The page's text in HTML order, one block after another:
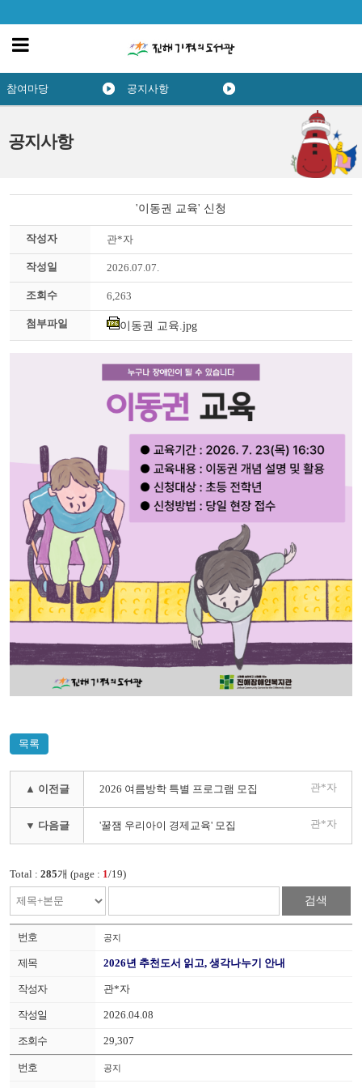
공지사항
참여마당 공지사항
'이동권 교육' 신청
작성자 관*자
작성일 2026.07.07.
조회수 6,263
첨부파일 이동권 교육.jpg
목록
▲ 이전글 2026 여름방학 특별 프로그램 모집 관*자
▼ 다음글 '꿀잼 우리아이 경제교육' 모집 관*자
Total : 285개 (page : 1/19)
검색
공지
2026년 추천도서 읽고, 생각나누기 안내
관*자
2026.04.08
29,307
공지